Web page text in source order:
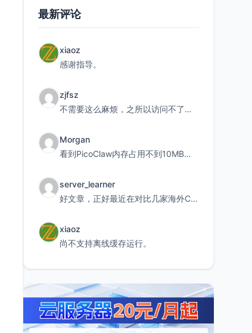
最新评论
xiaoz
感谢指导。
zjfsz
不需要这么麻烦，之所以访问不了，是由于非对称路由的问题，在爱快主路由添加一条静态路由192.168.
Morgan
看到PicoClaw内存占用不到10MB这个数据真的很惊喜，确实很适合我这种想用旧设备折腾AI的小白
server_learner
好文章，正好最近在对比几家海外CDN。文中提到CF免费版不支持自定义回源端口和HOST这个痛点太真实
xiaoz
尚不支持离线缓存运行。